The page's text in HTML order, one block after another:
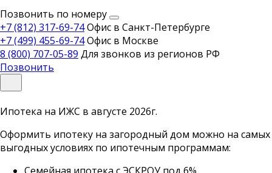
Позвонить по номеру
+7 (812) 317-69-74Офис в Санкт-Петербурге
+7 (499) 455-69-74Офис в Москве
8 (800) 707-05-89 Для звонков из регионов РФ
Позвонить
Ипотека на ИЖС в августе 2026г.
Оформить ипотеку на загородный дом можно на самых
выгодных условиях по ипотечным программам: